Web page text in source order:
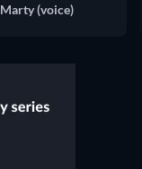
Marty (voice)